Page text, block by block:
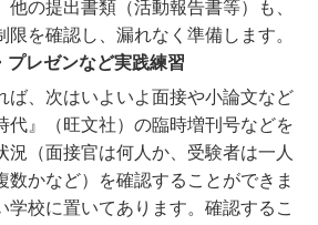
他の提出書類（活動報告書等）も、
限を確認し、漏れなく準備します。
レゼンなど実践練習
、次はいよいよ面接や小論文など
代』（旺文社）の臨時増刊号などを
況（面接官は何人か、受験者は一人
数かなど）を確認することができま
学校に置いてあります。確認するこ